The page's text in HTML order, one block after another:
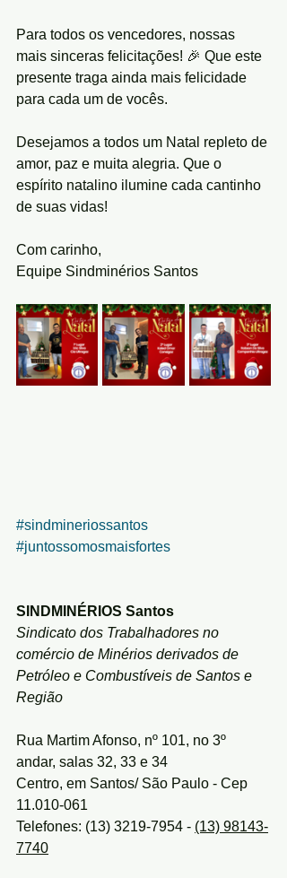
Para todos os vencedores, nossas
mais sinceras felicitações! 🎉 Que este
presente traga ainda mais felicidade
para cada um de vocês.
Desejamos a todos um Natal repleto de
amor, paz e muita alegria. Que o
espírito natalino ilumine cada cantinho
de suas vidas!
Com carinho,
Equipe Sindminérios Santos
#sindmineriossantos
#juntossomosmaisfortes
SINDMINÉRIOS Santos
Sindicato dos Trabalhadores no
comércio de Minérios derivados de
Petróleo e Combustíveis de Santos e
Região
Rua Martim Afonso, nº 101, no 3º
andar, salas 32, 33 e 34
Centro, em Santos/ São Paulo - Cep
11.010-061
Telefones: (13) 3219-7954 - (13) 98143-
7740